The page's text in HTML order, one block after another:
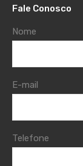
Fale Conosco
Nome
E-mail
Telefone